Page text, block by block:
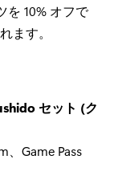
を 10% オフで
ます。
セット (ク
、Game Pass